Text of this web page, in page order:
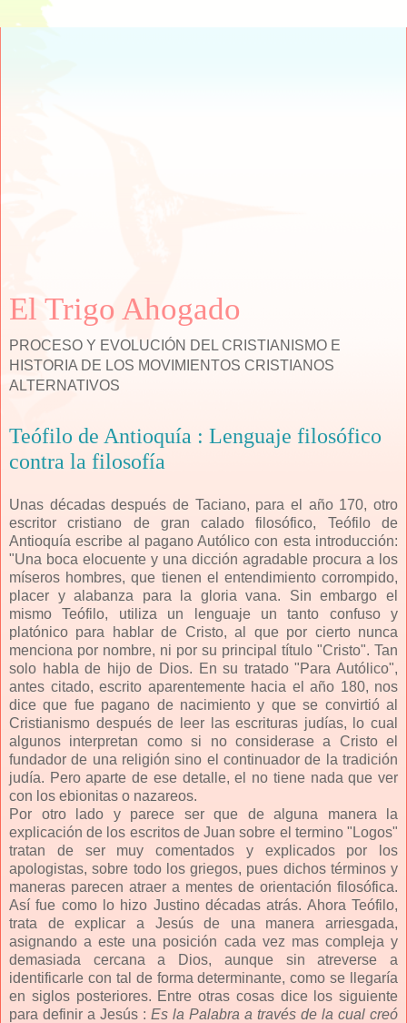
El Trigo Ahogado
PROCESO Y EVOLUCIÓN DEL CRISTIANISMO E
HISTORIA DE LOS MOVIMIENTOS CRISTIANOS
ALTERNATIVOS
Teófilo de Antioquía : Lenguaje filosófico
contra la filosofía
Unas décadas después de Taciano, para el año 170, otro
escritor cristiano de gran calado filosófico, Teófilo de
Antioquía escribe al pagano Autólico con esta introducción:
"Una boca elocuente y una dicción agradable procura a los
míseros hombres, que tienen el entendimiento corrompido,
placer y alabanza para la gloria vana. Sin embargo el
mismo Teófilo, utiliza un lenguaje un tanto confuso y
platónico para hablar de Cristo, al que por cierto nunca
menciona por nombre, ni por su principal título "Cristo". Tan
solo habla de hijo de Dios. En su tratado "Para Autólico",
antes citado, escrito aparentemente hacia el año 180, nos
dice que fue pagano de nacimiento y que se convirtió al
Cristianismo después de leer las escrituras judías, lo cual
algunos interpretan como si no considerase a Cristo el
fundador de una religión sino el continuador de la tradición
judía. Pero aparte de ese detalle, el no tiene nada que ver
con los ebionitas o nazareos.
Por otro lado y parece ser que de alguna manera la
explicación de los escritos de Juan sobre el termino "Logos"
tratan de ser muy comentados y explicados por los
apologistas, sobre todo los griegos, pues dichos términos y
maneras parecen atraer a mentes de orientación filosófica.
Así fue como lo hizo Justino décadas atrás. Ahora Teófilo,
trata de explicar a Jesús de una manera arriesgada,
asignando a este una posición cada vez mas compleja y
demasiada cercana a Dios, aunque sin atreverse a
identificarle con tal de forma determinante, como se llegaría
en siglos posteriores. Entre otras cosas dice los siguiente
para definir a Jesús : Es la Palabra a través de la cual creó